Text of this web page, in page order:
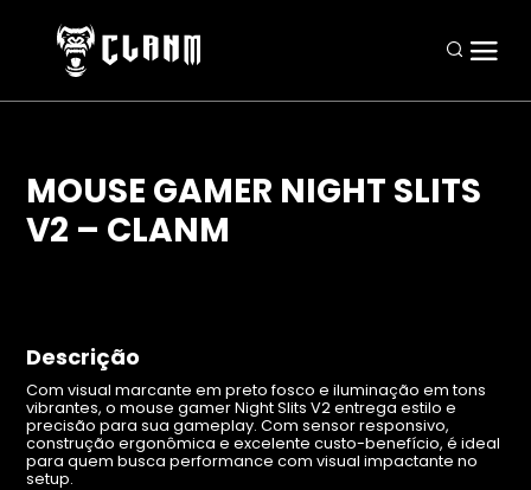
Periféricos
Headsets
Mousepads
Combos
MOUSE GAMER NIGHT SLITS
V2 – CLANM
Descrição
Com visual marcante em preto fosco e iluminação em tons
vibrantes, o mouse gamer Night Slits V2 entrega estilo e
precisão para sua gameplay. Com sensor responsivo,
construção ergonômica e excelente custo-benefício, é ideal
para quem busca performance com visual impactante no
setup.